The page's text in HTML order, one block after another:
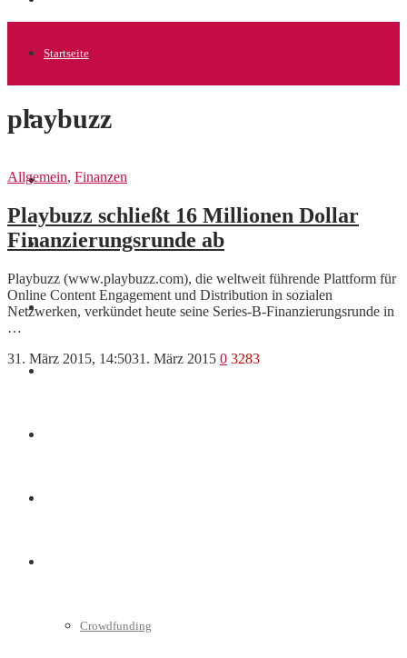
Startseite
Allgemein
Startups
News
Finanzen
Crowdfunding
playbuzz
Allgemein, Finanzen
Playbuzz schließt 16 Millionen Dollar
Finanzierungsrunde ab
Playbuzz (www.playbuzz.com), die weltweit führende Plattform für
Online Content Engagement und Distribution in sozialen
Netzwerken, verkündet heute seine Series-B-Finanzierungsrunde in
…
31. März 2015, 14:5031. März 2015 0 3283